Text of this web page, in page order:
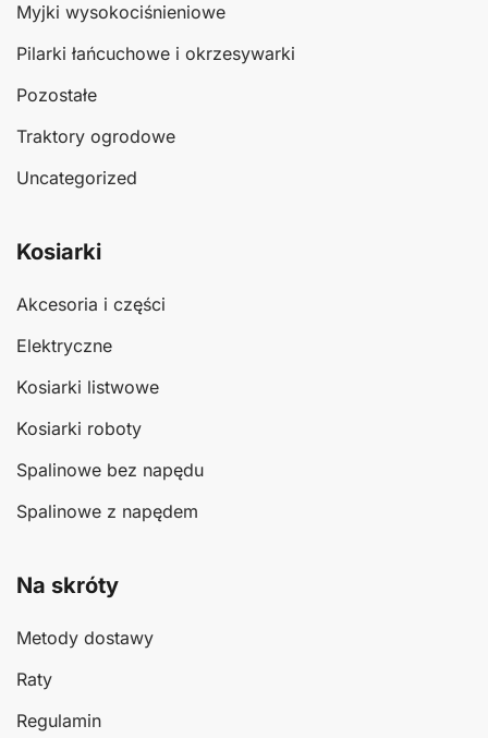
Myjki wysokociśnieniowe
Pilarki łańcuchowe i okrzesywarki
Pozostałe
Traktory ogrodowe
Uncategorized
Kosiarki
Akcesoria i części
Elektryczne
Kosiarki listwowe
Kosiarki roboty
Spalinowe bez napędu
Spalinowe z napędem
Na skróty
Metody dostawy
Raty
Regulamin